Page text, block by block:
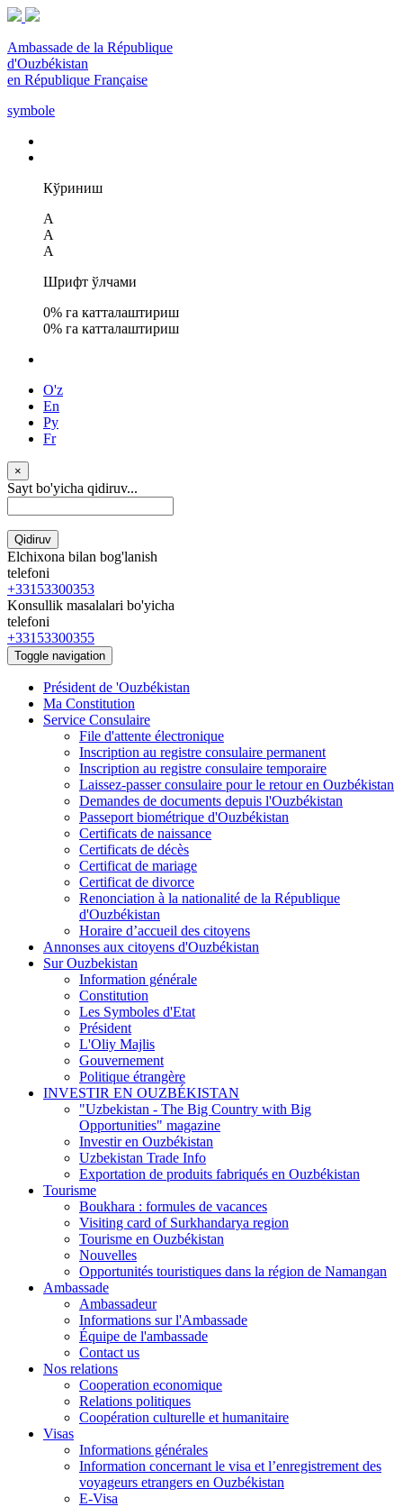
Ambassade de la République
d'Ouzbékistan
en République Française
symbole
Кўриниш
A
A
A
Шрифт ўлчами
0% га катталаштириш
0% га катталаштириш
O'z
En
Ру
Fr
×
Sayt bo'yicha qidiruv...
Qidiruv
Elchixona bilan bog'lanish
telefoni
+33153300353
Konsullik masalalari bo'yicha
telefoni
+33153300355
Toggle navigation
Président de 'Ouzbékistan
Ma Constitution
Service Consulaire
File d'attente électronique
Inscription au registre consulaire permanent
Inscription au registre consulaire temporaire
Laissez-passer consulaire pour le retour en Ouzbékistan
Demandes de documents depuis l'Ouzbékistan
Passeport biométrique d'Ouzbékistan
Certificats de naissance
Certificats de décès
Certificat de mariage
Certificat de divorce
Renonciation à la nationalité de la République
d'Ouzbékistan
Horaire d’accueil des citoyens
Annonses aux citoyens d'Ouzbékistan
Sur Ouzbekistan
Information générale
Constitution
Les Symboles d'Etat
Président
L'Oliy Majlis
Gouvernement
Politique étrangère
INVESTIR EN OUZBÉKISTAN
"Uzbekistan - The Big Country with Big
Opportunities" magazine
Investir en Ouzbékistan
Uzbekistan Trade Info
Exportation de produits fabriqués en Ouzbékistan
Tourisme
Boukhara : formules de vacances
Visiting card of Surkhandarya region
Tourisme en Ouzbékistan
Nouvelles
Opportunités touristiques dans la région de Namangan
Ambassade
Ambassadeur
Informations sur l'Ambassade
Équipe de l'ambassade
Contact us
Nos relations
Cooperation economique
Relations politiques
Coopération culturelle et humanitaire
Visas
Informations générales
Information concernant le visa et l’enregistrement des
voyageurs etrangers en Ouzbékistan
E-Visa